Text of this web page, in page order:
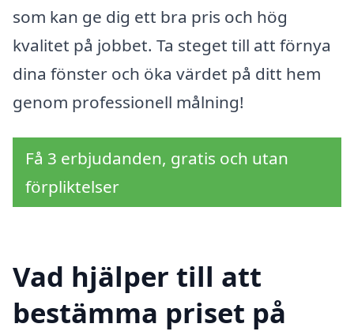
som kan ge dig ett bra pris och hög
kvalitet på jobbet. Ta steget till att förnya
dina fönster och öka värdet på ditt hem
genom professionell målning!
Få 3 erbjudanden, gratis och utan
förpliktelser
Vad hjälper till att
bestämma priset på